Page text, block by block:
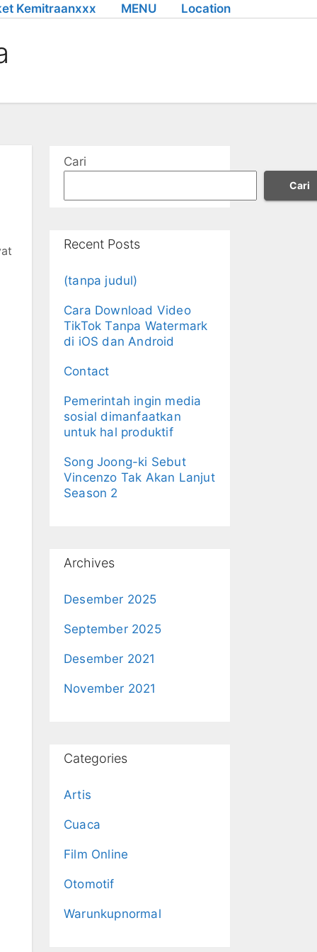
Kemitraanxxx MENU Location
Cari
Cari
Recent Posts
(tanpa judul)
Cara Download Video
TikTok Tanpa Watermark
di iOS dan Android
Contact
Pemerintah ingin media
sosial dimanfaatkan
untuk hal produktif
Song Joong-ki Sebut
Vincenzo Tak Akan Lanjut
Season 2
Archives
Desember 2025
September 2025
Desember 2021
November 2021
Categories
Artis
Cuaca
Film Online
Otomotif
Warunkupnormal